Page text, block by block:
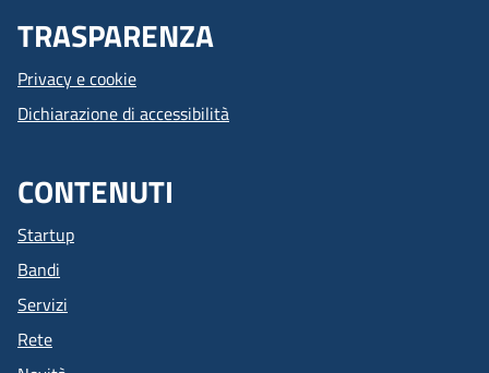
TRASPARENZA
Privacy e cookie
Dichiarazione di accessibilità
CONTENUTI
Startup
Bandi
Servizi
Rete